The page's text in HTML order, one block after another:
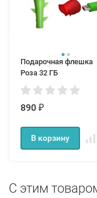
Подарочная флешка
Роза 32 ГБ
890 ₽
В корзину
С этим